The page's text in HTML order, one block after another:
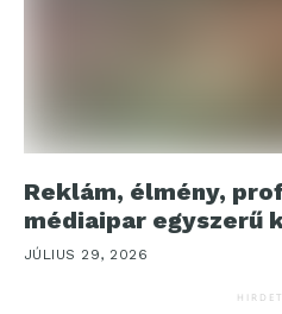
Reklám, élmény,
médiaipar egyszerű
JÚLIUS 29, 2026